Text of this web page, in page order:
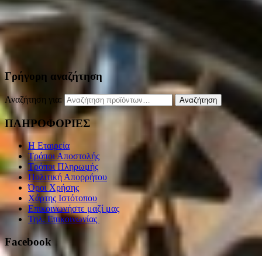
Γρήγορη αναζήτηση
Αναζήτηση για: Αναζήτηση
ΠΛΗΡΟΦΟΡΙΕΣ
Η Εταιρεία
Τρόποι Αποστολής
Τρόποι Πληρωμής
Πολιτική Απορρήτου
Όροι Χρήσης
Χάρτης Ιστότοπου
Επικοινωνήστε μαζί μας
Τηλ. Επικοινωνίας
Facebook